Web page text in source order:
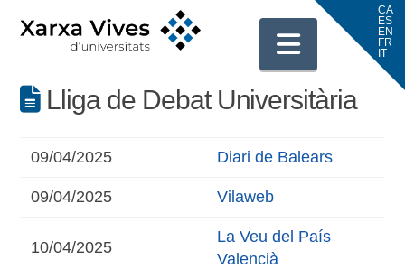
Lliga de Debat Universitària
09/04/2025 Diari de Balears
09/04/2025 Vilaweb
10/04/2025
La Veu del País
Valencià